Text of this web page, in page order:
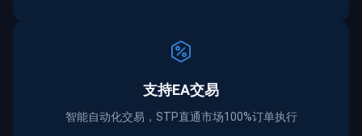
支持EA交易
智能自动化交易，STP直通市场100%订单执行